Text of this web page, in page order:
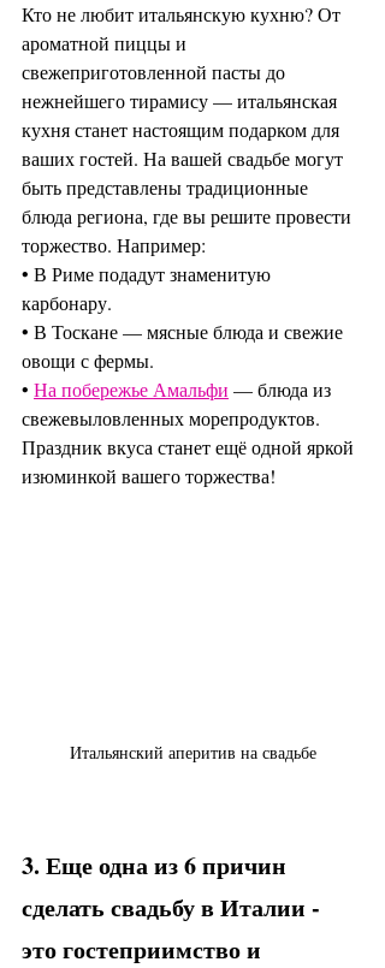
Кто не любит итальянскую кухню? От
ароматной пиццы и
свежеприготовленной пасты до
нежнейшего тирамису — итальянская
кухня станет настоящим подарком для
ваших гостей. На вашей свадьбе могут
быть представлены традиционные
блюда региона, где вы решите провести
торжество. Например:
• В Риме подадут знаменитую
карбонару.
• В Тоскане — мясные блюда и свежие
овощи с фермы.
• На побережье Амальфи — блюда из
свежевыловленных морепродуктов.
Праздник вкуса станет ещё одной яркой
изюминкой вашего торжества!
Итальянский аперитив на свадьбе
3. Еще одна из 6 причин
сделать свадьбу в Италии -
это гостеприимство и